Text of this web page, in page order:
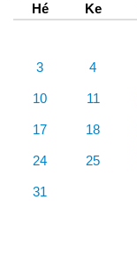
Hé
Ke
3 4
10 11
17 18
24 25
31